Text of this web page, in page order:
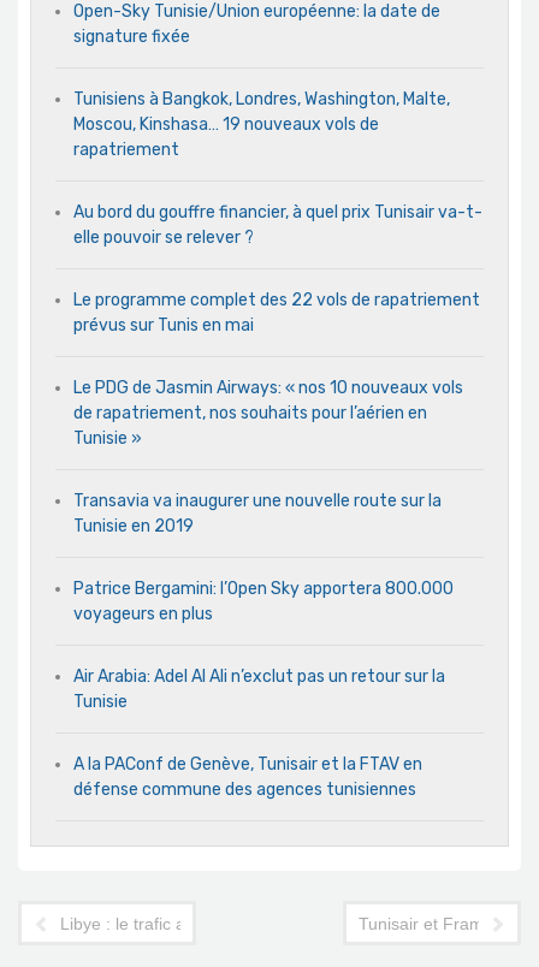
Open-Sky Tunisie/Union européenne: la date de
signature fixée
Tunisiens à Bangkok, Londres, Washington, Malte,
Moscou, Kinshasa… 19 nouveaux vols de
rapatriement
Au bord du gouffre financier, à quel prix Tunisair va-t-
elle pouvoir se relever ?
Le programme complet des 22 vols de rapatriement
prévus sur Tunis en mai
Le PDG de Jasmin Airways: « nos 10 nouveaux vols
de rapatriement, nos souhaits pour l’aérien en
Tunisie »
Transavia va inaugurer une nouvelle route sur la
Tunisie en 2019
Patrice Bergamini: l’Open Sky apportera 800.000
voyageurs en plus
Air Arabia: Adel Al Ali n’exclut pas un retour sur la
Tunisie
A la PAConf de Genève, Tunisair et la FTAV en
défense commune des agences tunisiennes
Libye : le trafic aérien international totalement dévié
Tunisair et Fram